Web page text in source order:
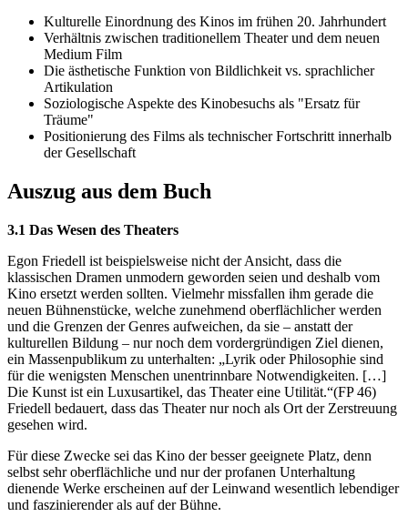
Kulturelle Einordnung des Kinos im frühen 20. Jahrhundert
Verhältnis zwischen traditionellem Theater und dem neuen
Medium Film
Die ästhetische Funktion von Bildlichkeit vs. sprachlicher
Artikulation
Soziologische Aspekte des Kinobesuchs als "Ersatz für
Träume"
Positionierung des Films als technischer Fortschritt innerhalb
der Gesellschaft
Auszug aus dem Buch
3.1 Das Wesen des Theaters
Egon Friedell ist beispielsweise nicht der Ansicht, dass die
klassischen Dramen unmodern geworden seien und deshalb vom
Kino ersetzt werden sollten. Vielmehr missfallen ihm gerade die
neuen Bühnenstücke, welche zunehmend oberflächlicher werden
und die Grenzen der Genres aufweichen, da sie – anstatt der
kulturellen Bildung – nur noch dem vordergründigen Ziel dienen,
ein Massenpublikum zu unterhalten: „Lyrik oder Philosophie sind
für die wenigsten Menschen unentrinnbare Notwendigkeiten. […]
Die Kunst ist ein Luxusartikel, das Theater eine Utilität.“(FP 46)
Friedell bedauert, dass das Theater nur noch als Ort der Zerstreuung
gesehen wird.
Für diese Zwecke sei das Kino der besser geeignete Platz, denn
selbst sehr oberflächliche und nur der profanen Unterhaltung
dienende Werke erscheinen auf der Leinwand wesentlich lebendiger
und faszinierender als auf der Bühne.